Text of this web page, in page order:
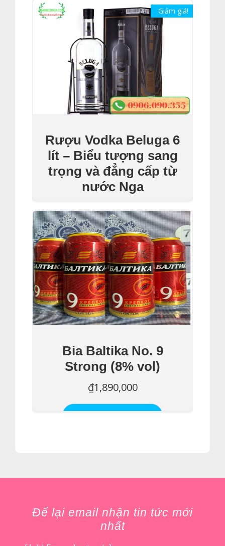
₫1,150,000
Thêm Vào Giỏ Hàng
Giảm giá!
Rượu Vodka Beluga 6
lít – Biểu tượng sang
trọng và đẳng cấp từ
nước Nga
₫13,500,000
gốc
là:
₫13,500,000.
₫10,500,000
hiện
tại
là:
₫10,500,000.
Thêm Vào Giỏ Hàng
Bia Baltika No. 9
Strong (8% vol)
₫1,890,000
Để lại email nhận tin tức mới
nhất